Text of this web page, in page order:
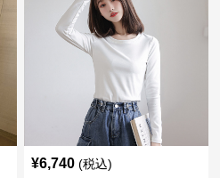
¥6,740 (税込)